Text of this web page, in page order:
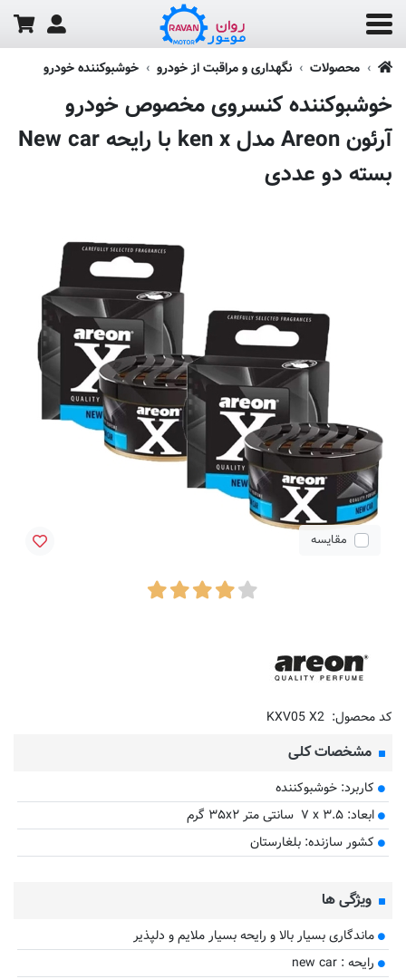
محصولات نگهداری و مراقبت از خودرو خوشبوکننده خودرو
خوشبوکننده کنسروی مخصوص خودرو
آرئون Areon مدل ken x با رایحه New car
بسته دو عددی
مقایسه
کد محصول: KXV05 X2
مشخصات کلی
کاربرد: خوشبوکننده
ابعاد: ‎۷ x ۳.۵ سانتی متر ۳۵x۲ گرم
کشور سازنده: بلغارستان
ویژگی ها
ماندگاری بسیار بالا و رایحه بسیار ملایم و دلپذیر
رایحه : new car